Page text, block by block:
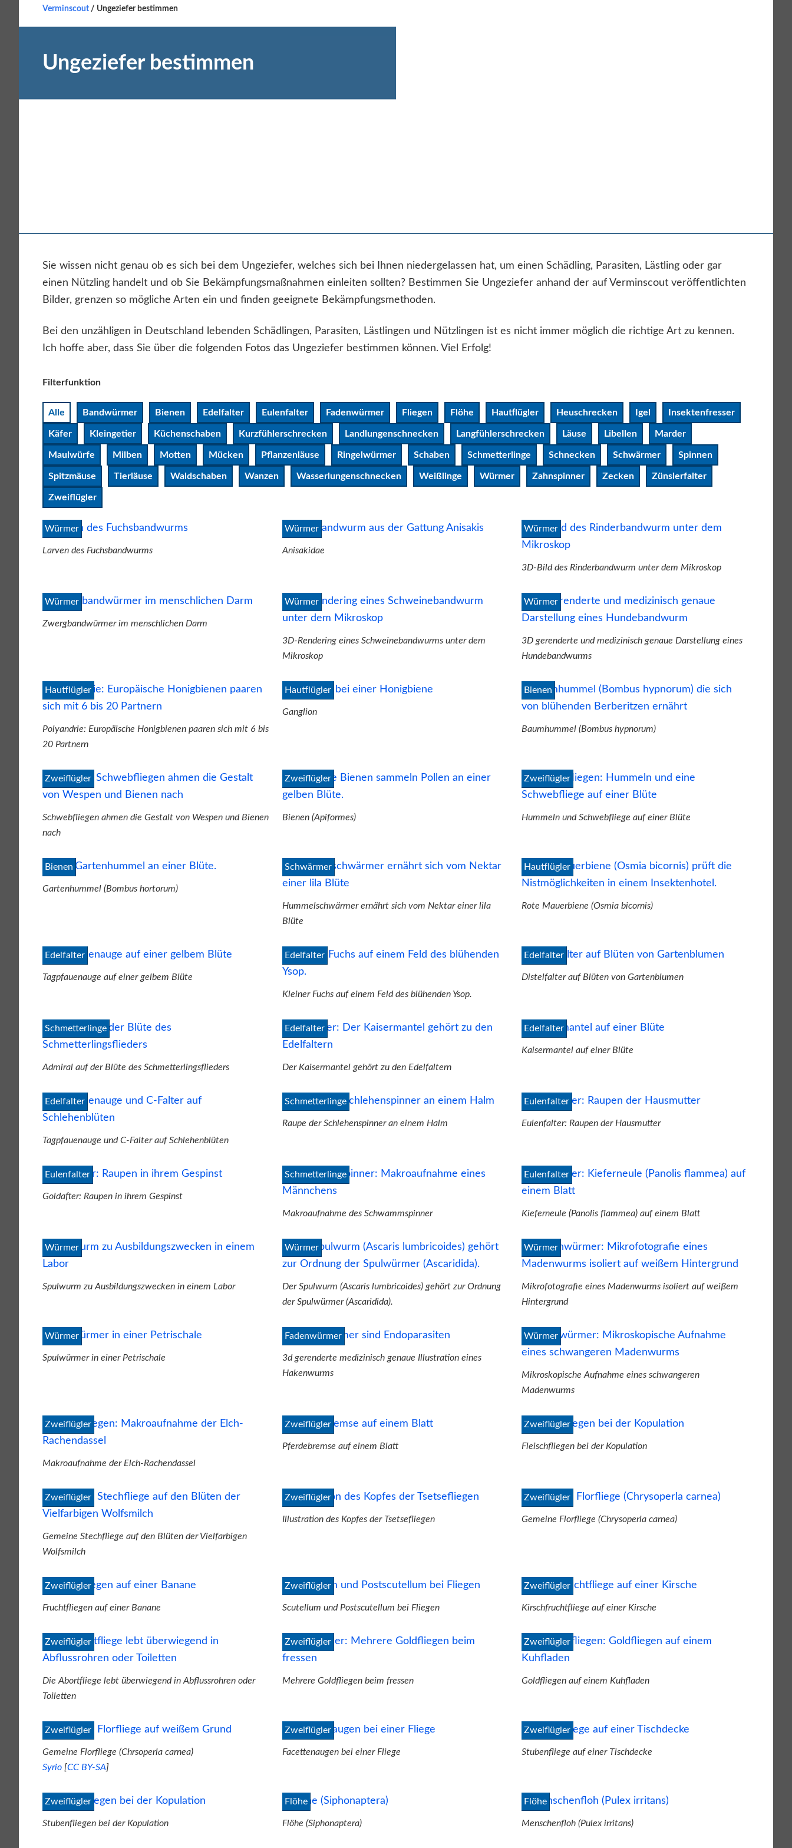
Verminscout / Ungeziefer bestimmen
Ungeziefer bestimmen
Sie wissen nicht genau ob es sich bei dem Ungeziefer, welches sich bei Ihnen niedergelassen hat, um einen Schädling, Parasiten, Lästling oder gar
einen Nützling handelt und ob Sie Bekämpfungsmaßnahmen einleiten sollten? Bestimmen Sie Ungeziefer anhand der auf Verminscout veröffentlichten
Bilder, grenzen so mögliche Arten ein und finden geeignete Bekämpfungsmethoden.
Bei den unzähligen in Deutschland lebenden Schädlingen, Parasiten, Lästlingen und Nützlingen ist es nicht immer möglich die richtige Art zu kennen.
Ich hoffe aber, dass Sie über die folgenden Fotos das Ungeziefer bestimmen können. Viel Erfolg!
Filterfunktion
Alle Bandwürmer Bienen Edelfalter Eulenfalter Fadenwürmer Fliegen Flöhe Hautflügler Heuschrecken Igel Insektenfresser
Käfer Kleingetier Küchenschaben Kurzfühlerschrecken Landlungenschnecken Langfühlerschrecken Läuse Libellen Marder
Maulwürfe Milben Motten Mücken Pflanzenläuse Ringelwürmer Schaben Schmetterlinge Schnecken Schwärmer Spinnen
Spitzmäuse Tierläuse Waldschaben Wanzen Wasserlungenschnecken Weißlinge Würmer Zahnspinner Zecken Zünslerfalter
Zweiflügler
Würmer
Larven des Fuchsbandwurms
Würmer
Anisakidae
Würmer
3D-Bild des Rinderbandwurm unter dem Mikroskop
Würmer
Zwergbandwürmer im menschlichen Darm
Würmer
3D-Rendering eines Schweinebandwurms unter dem
Mikroskop
Würmer
3D gerenderte und medizinisch genaue Darstellung eines
Hundebandwurms
Hautflügler
Polyandrie: Europäische Honigbienen paaren sich mit 6 bis
20 Partnern
Hautflügler
Ganglion
Bienen
Baumhummel (Bombus hypnorum)
Zweiflügler
Schwebfliegen ahmen die Gestalt von Wespen und Bienen
nach
Zweiflügler
Bienen (Apiformes)
Zweiflügler
Hummeln und Schwebfliege auf einer Blüte
Bienen
Gartenhummel (Bombus hortorum)
Schwärmer
Hummelschwärmer ernährt sich vom Nektar einer lila
Blüte
Hautflügler
Rote Mauerbiene (Osmia bicornis)
Edelfalter
Tagpfauenauge auf einer gelbem Blüte
Edelfalter
Kleiner Fuchs auf einem Feld des blühenden Ysop.
Edelfalter
Distelfalter auf Blüten von Gartenblumen
Schmetterlinge
Admiral auf der Blüte des Schmetterlingsflieders
Edelfalter
Der Kaisermantel gehört zu den Edelfaltern
Edelfalter
Kaisermantel auf einer Blüte
Edelfalter
Tagpfauenauge und C-Falter auf Schlehenblüten
Schmetterlinge
Raupe der Schlehenspinner an einem Halm
Eulenfalter
Eulenfalter: Raupen der Hausmutter
Eulenfalter
Goldafter: Raupen in ihrem Gespinst
Schmetterlinge
Makroaufnahme des Schwammspinner
Eulenfalter
Kieferneule (Panolis flammea) auf einem Blatt
Würmer
Spulwurm zu Ausbildungszwecken in einem Labor
Würmer
Der Spulwurm (Ascaris lumbricoides) gehört zur Ordnung
der Spulwürmer (Ascaridida).
Würmer
Mikrofotografie eines Madenwurms isoliert auf weißem
Hintergrund
Würmer
Spulwürmer in einer Petrischale
Fadenwürmer
3d gerenderte medizinisch genaue Illustration eines
Hakenwurms
Würmer
Mikroskopische Aufnahme eines schwangeren
Madenwurms
Zweiflügler
Makroaufnahme der Elch-Rachendassel
Zweiflügler
Pferdebremse auf einem Blatt
Zweiflügler
Fleischfliegen bei der Kopulation
Zweiflügler
Gemeine Stechfliege auf den Blüten der Vielfarbigen
Wolfsmilch
Zweiflügler
Illustration des Kopfes der Tsetsefliegen
Zweiflügler
Gemeine Florfliege (Chrysoperla carnea)
Zweiflügler
Fruchtfliegen auf einer Banane
Zweiflügler
Scutellum und Postscutellum bei Fliegen
Zweiflügler
Kirschfruchtfliege auf einer Kirsche
Zweiflügler
Die Abortfliege lebt überwiegend in Abflussrohren oder
Toiletten
Zweiflügler
Mehrere Goldfliegen beim fressen
Zweiflügler
Goldfliegen auf einem Kuhfladen
Zweiflügler
Gemeine Florfliege (Chrsoperla carnea)
Syrio [CC BY-SA]
Zweiflügler
Facettenaugen bei einer Fliege
Zweiflügler
Stubenfliege auf einer Tischdecke
Zweiflügler
Stubenfliegen bei der Kopulation
Flöhe
Flöhe (Siphonaptera)
Flöhe
Menschenfloh (Pulex irritans)